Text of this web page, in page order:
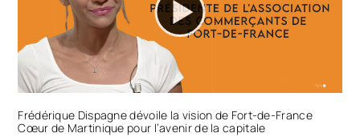
Frédérique Dispagne dévoile la vision de Fort-de-France
Cœur de Martinique pour l’avenir de la capitale